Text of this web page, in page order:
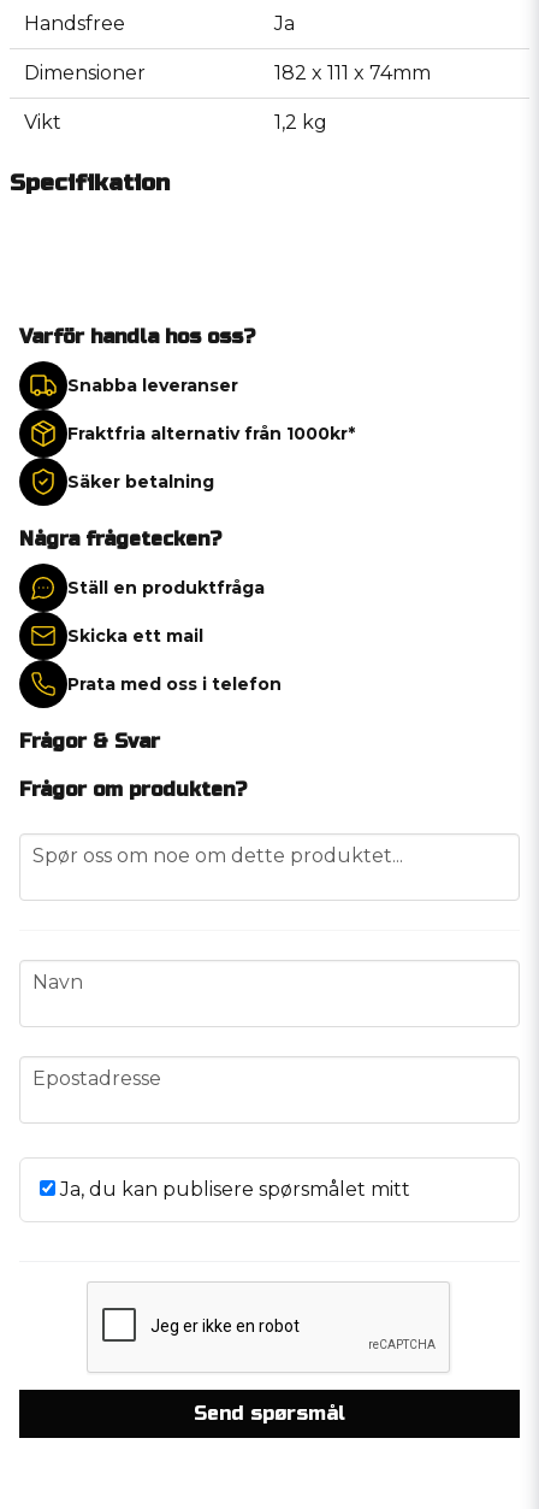
Handsfree Ja
Dimensioner 182 x 111 x 74mm
Vikt 1,2 kg
Specifikation
Varför handla hos oss?
Snabba leveranser
Fraktfria alternativ från 1000kr*
Säker betalning
Några frågetecken?
Ställ en produktfråga
Skicka ett mail
Prata med oss i telefon
Frågor & Svar
Frågor om produkten?
question
Spør oss om noe om dette produktet...
name
Navn
email
Epostadresse
Ja, du kan publisere spørsmålet mitt
Send spørsmål